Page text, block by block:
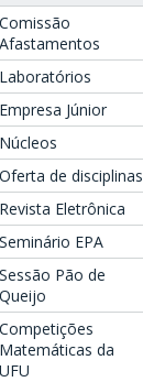
Comissão
Afastamentos
Laboratórios
Empresa Júnior
Núcleos
Oferta de disciplinas
Revista Eletrônica
Seminário EPA
Sessão Pão de
Queijo
Competições
Matemáticas da
UFU